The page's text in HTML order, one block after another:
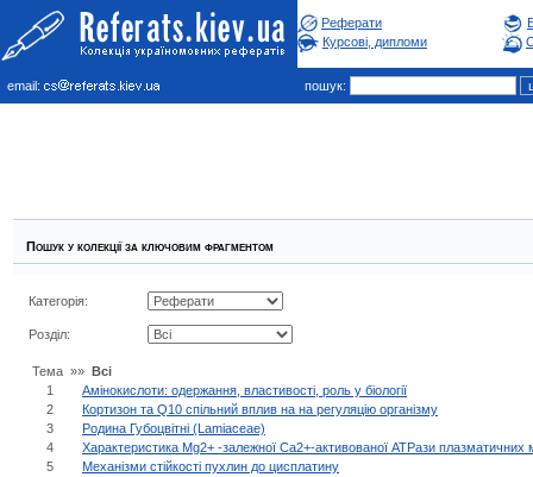
Реферати
Курсові, дипломи
email: пошук:
Пошук у колекцiї за ключовим фрагментом
Категорiя:
Роздiл:
Тема »» Всі
1
Амінокислоти: одержання, властивості, роль у біології
2
Кортизон та Q10 спільний вплив на на регуляцію організму
3
Родина Губоцвітні (Lamiaceae)
4
Характеристика Mg2+ -залежної Сa2+-активованої ATPази
5
Механізми стійкості пухлин до цисплатину